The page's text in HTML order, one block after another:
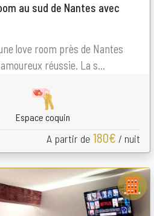
au sud de Nantes avec
love room près de Nantes
réussie. La s...
Espace coquin
A partir de 180€ / nuit